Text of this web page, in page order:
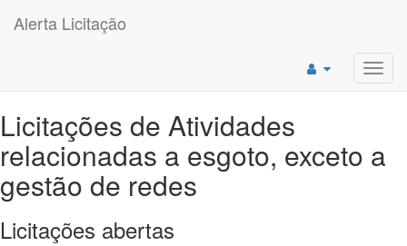
Alerta Licitação
Licitações de Atividades
relacionadas a esgoto, exceto a
gestão de redes
Licitações abertas